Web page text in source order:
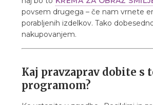
povsem drugega – če nam vrnete
porabljenih izdelkov. Tako
nakupovanjem.
Kaj pravzaprav dobite s
programom?